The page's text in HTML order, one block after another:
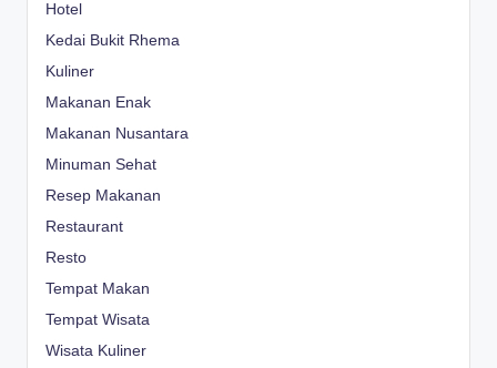
Hotel
Kedai Bukit Rhema
Kuliner
Makanan Enak
Makanan Nusantara
Minuman Sehat
Resep Makanan
Restaurant
Resto
Tempat Makan
Tempat Wisata
Wisata Kuliner